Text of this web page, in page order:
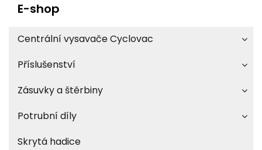
E-shop
Centrální vysavače Cyclovac
Příslušenství
Zásuvky a štěrbiny
Potrubní díly
Skrytá hadice